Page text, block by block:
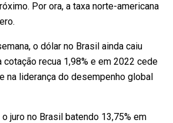
Por ora, a taxa norte-americana
o dólar no Brasil ainda caiu
cotação recua 1,98% e em 2022 cede
na liderança do desempenho global
juro no Brasil batendo 13,75% em